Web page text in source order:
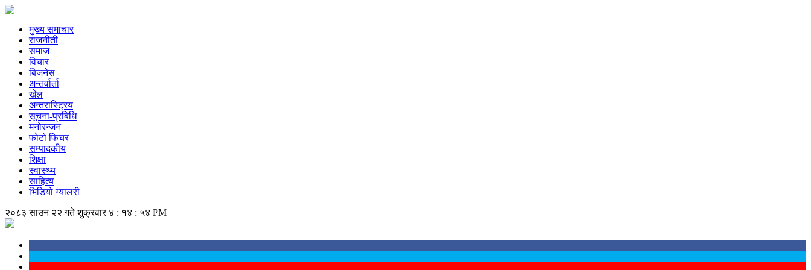
मुख्य समाचार
राजनीती
समाज
विचार
बिजनेस
अन्तर्वार्ता
खेल
अन्तरास्ट्रिय
सूचना-प्रबिधि
मनोरन्जन
फोटो फिचर
सम्पादकीय
शिक्षा
स्वास्थ्य
साहित्य
भिडियो ग्यालरी
२०८३ साउन २२ गते शुक्रवार ४ : १४ : ५५ PM